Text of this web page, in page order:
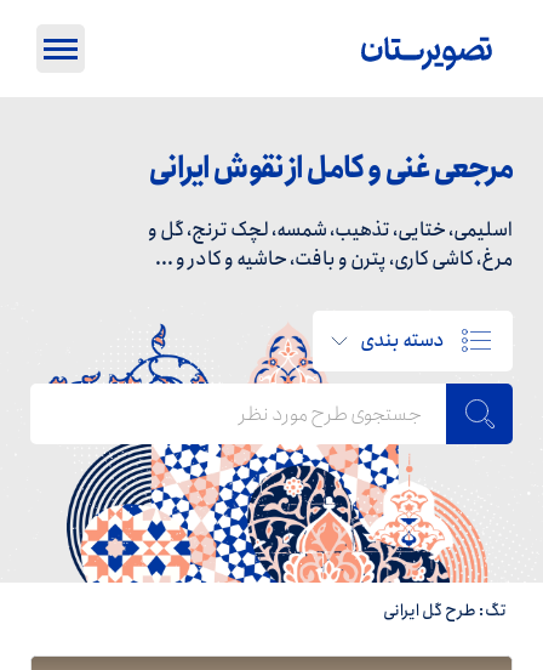
مرجعی غنی و کامل از نقوش ایرانی
اسلیمی، ختایی، تذهیب، شمسه، لچک ترنج، گل و
مرغ، کاشی کاری، پترن و بافت، حاشیه و کادر و ...
دسته بندی
تگ: طرح گل ایرانی